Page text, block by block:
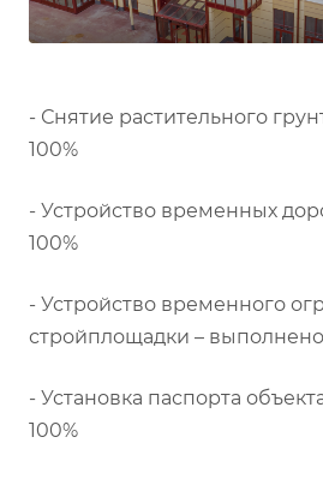
- Снятие растительного
100%
- Устройство временных
100%
- Устройство временного
стройплощадки – выполнено
- Установка паспорта
100%